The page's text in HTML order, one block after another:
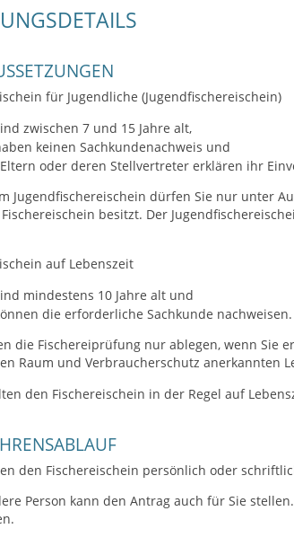
für Jugendliche (Jugendfischereischein)
zwischen 7 und 15 Jahre alt,
keinen Sachkundenachweis und
oder deren Stellvertreter erklären ihr
Jugendfischereischein dürfen Sie nur unter
besitzt. Der
auf Lebenszeit
mindestens 10 Jahre alt und
die erforderliche Sachkunde nachweisen.
die Fischereiprüfung nur ablegen, wenn Sie
Raum und Verbraucherschutz anerkannten
den Fischereischein in der Regel auf
den Fischereischein persönlich oder
Person kann den Antrag auch für Sie